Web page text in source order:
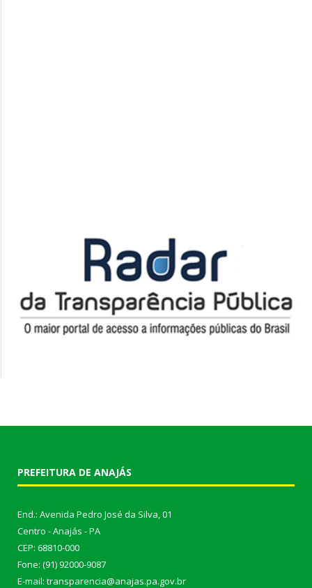
PREFEITURA DE ANAJÁS
End.: Avenida Pedro José da Silva, 01
Centro - Anajás - PA
CEP: 68810-000
Fone: (91) 92000-9087
E-mail: transparencia@anajas.pa.gov.br